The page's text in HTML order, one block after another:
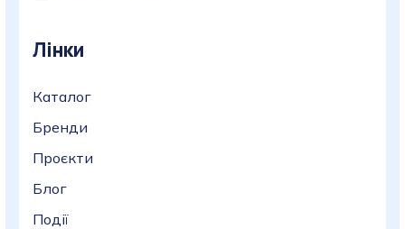
Лінки
Каталог
Бренди
Проєкти
Блог
Події